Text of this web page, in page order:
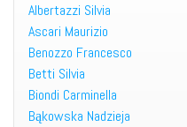
Albertazzi Silvia
Ascari Maurizio
Benozzo Francesco
Betti Silvia
Biondi Carminella
Bąkowska Nadzieja